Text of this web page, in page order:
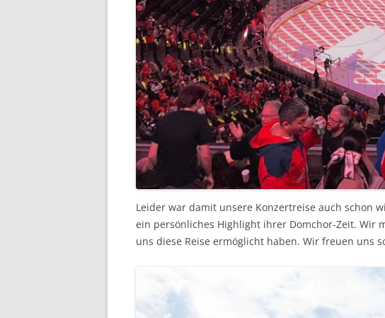
Leider war damit unsere Konzertreise auch schon
ein persönliches Highlight ihrer Domchor-Zeit. Wir
uns diese Reise ermöglicht haben. Wir freuen uns